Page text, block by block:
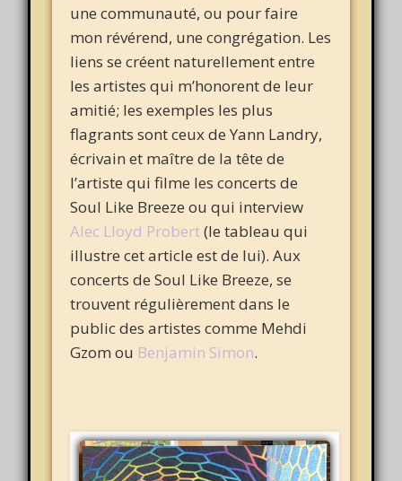
une communauté, ou pour faire
mon révérend, une congrégation. Les
liens se créent naturellement entre
les artistes qui m’honorent de leur
amitié; les exemples les plus
flagrants sont ceux de Yann Landry,
écrivain et maître de la tête de
l’artiste qui filme les concerts de
Soul Like Breeze ou qui interview
Alec Lloyd Probert(le tableau qui
illustre cet article est de lui). Aux
concerts de Soul Like Breeze, se
trouvent régulièrement dans le
public des artistes comme Mehdi
Gzom ou Benjamin Simon.